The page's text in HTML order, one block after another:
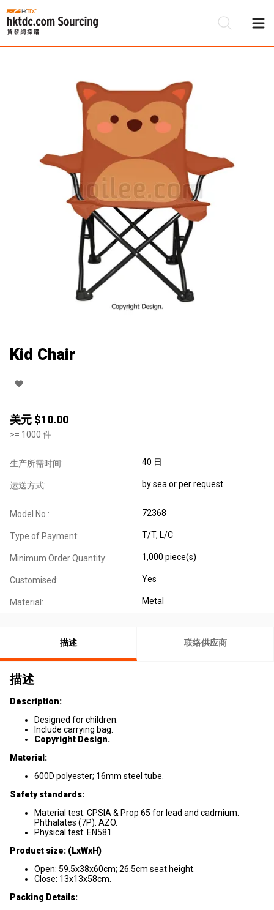
Kid Chair
美元 $10.00
>= 1000 件
生产所需时间: 40 日
运送方式: by sea or per request
Model No.: 72368
Type of Payment: T/T, L/C
Minimum Order Quantity: 1,000 piece(s)
Customised: Yes
Material: Metal
描述 联络供应商
描述
Description:
Designed for children.
Include carrying bag.
Copyright Design.
Material:
600D polyester; 16mm steel tube.
Safety standards:
Material test: CPSIA & Prop 65 for lead and cadmium.
Phthalates (7P). AZO.
Physical test: EN581.
Product size: (LxWxH)
Open: 59.5x38x60cm; 26.5cm seat height.
Close: 13x13x58cm.
Packing Details: